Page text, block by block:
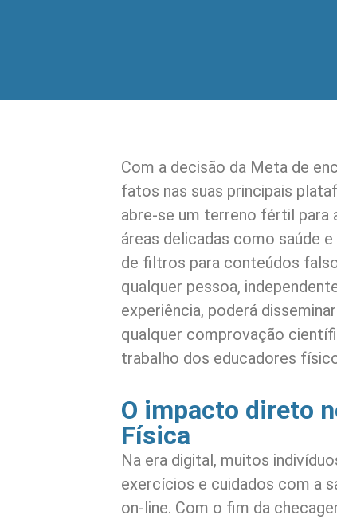
Com a decisão da Meta de
fatos nas suas principais
abre-se um terreno fértil para
áreas delicadas como saúde
de filtros para conteúdos
qualquer pessoa,
experiência, poderá
qualquer comprovação
trabalho dos educadores
O impacto direto
Física
Na era digital, muitos
exercícios e cuidados com a
on-line. Com o fim da